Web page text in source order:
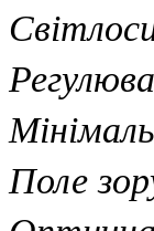
Поле